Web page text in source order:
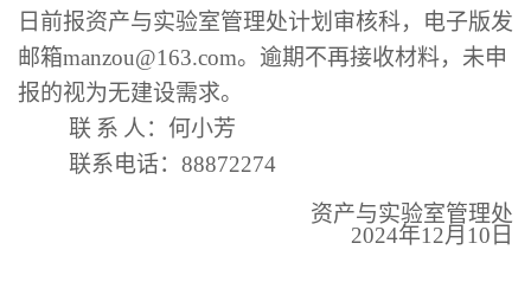
日前报资产与实验室管理处计划审核科，电子版发
邮箱manzou@163.com。逾期不再接收材料，未申
报的视为无建设需求。
联 系 人：何小芳
联系电话： 88872274
资产与实验室管理处
2024年12月 10 日